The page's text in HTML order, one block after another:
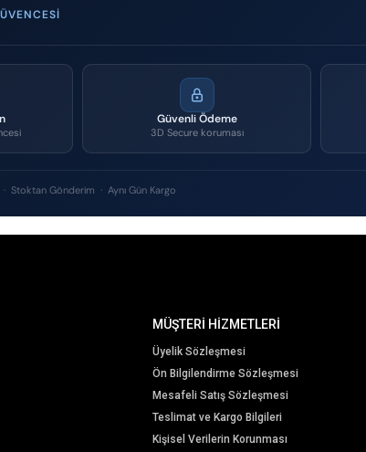
Güvenli Ödeme
3D Secure koruması
· Stoktan Gönderim · Aynı Gün Kargo
MÜŞTERİ HİZMETLERİ
Üyelik Sözleşmesi
Ön Bilgilendirme Sözleşmesi
Mesafeli Satış Sözleşmesi
Teslimat ve Kargo Bilgileri
Kişisel Verilerin Korunması